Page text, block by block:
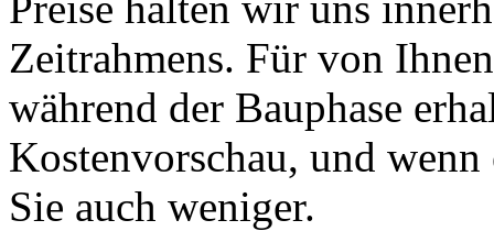
Zeitrahmens. Für von
während der Bauphase
Kostenvorschau, und
Sie auch weniger.